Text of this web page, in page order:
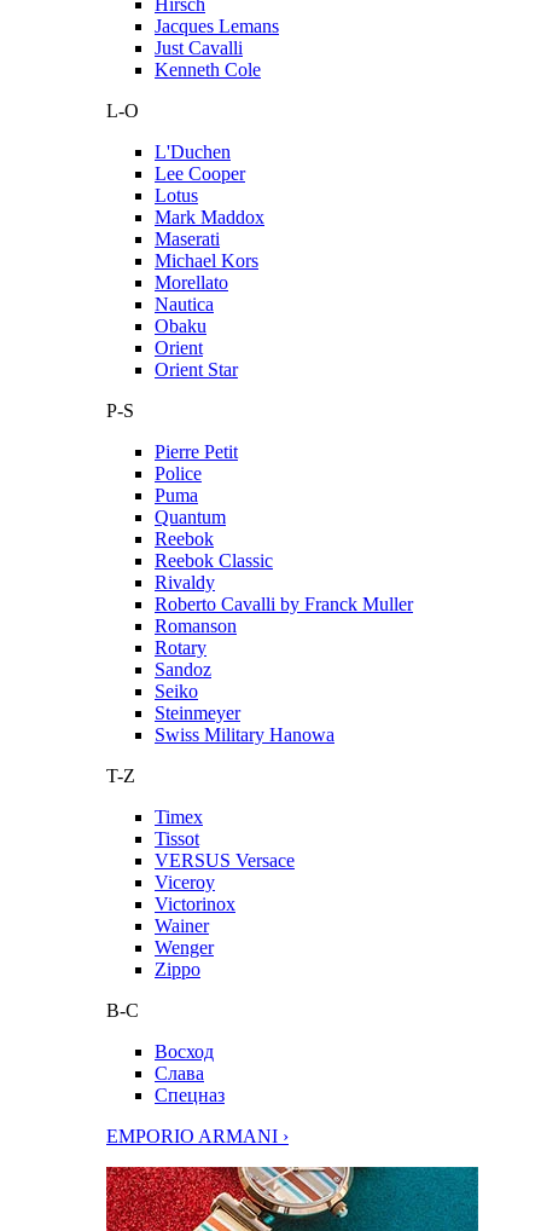
Hirsch
Jacques Lemans
Just Cavalli
Kenneth Cole
L-O
L'Duchen
Lee Cooper
Lotus
Mark Maddox
Maserati
Michael Kors
Morellato
Nautica
Obaku
Orient
Orient Star
P-S
Pierre Petit
Police
Puma
Quantum
Reebok
Reebok Classic
Rivaldy
Roberto Cavalli by Franck Muller
Romanson
Rotary
Sandoz
Seiko
Steinmeyer
Swiss Military Hanowa
T-Z
Timex
Tissot
VERSUS Versace
Viceroy
Victorinox
Wainer
Wenger
Zippo
В-С
Восход
Слава
Спецназ
EMPORIO ARMANI ›